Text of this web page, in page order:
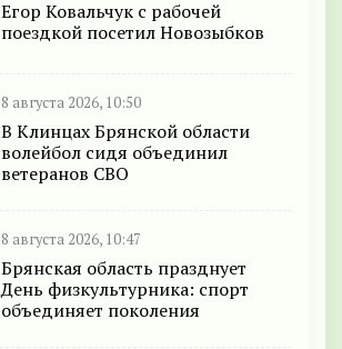
Егор Ковальчук с рабочей
поездкой посетил Новозыбков
8 августа 2026, 10:50
В Клинцах Брянской области
волейбол сидя объединил
ветеранов СВО
8 августа 2026, 10:47
Брянская область празднует
День физкультурника: спорт
объединяет поколения